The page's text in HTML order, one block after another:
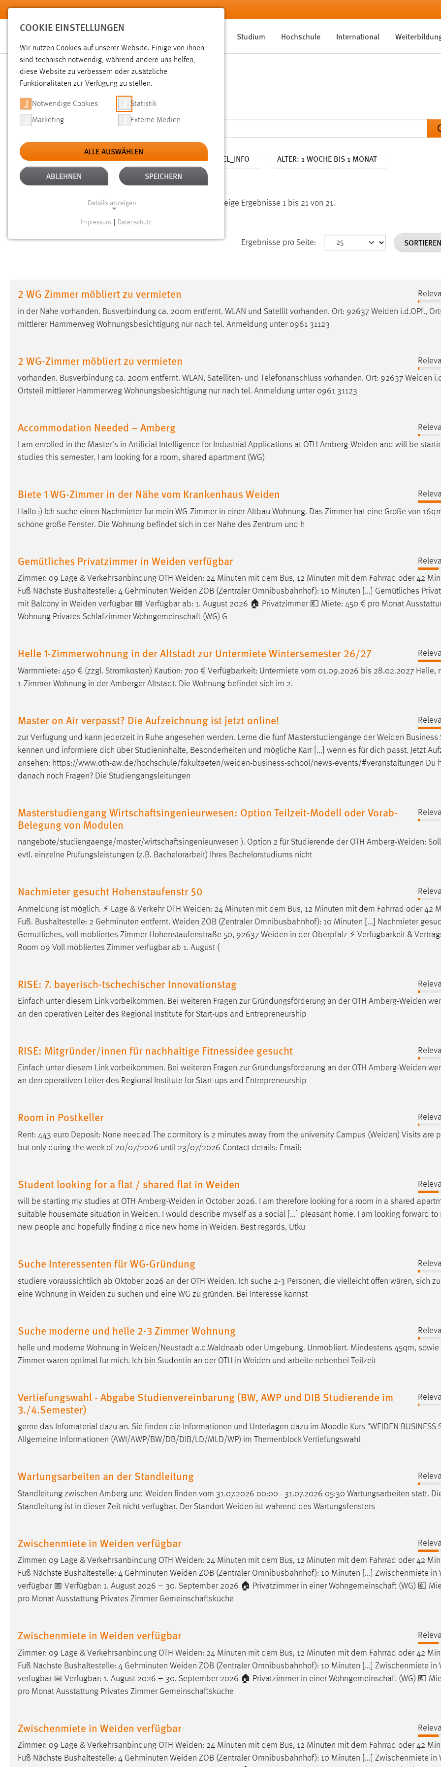
Zum Hauptinhalt springen
Studium Hochschule International
SUCHE
Aktive Filter: TYP: TX_OTHAWORGANIZATION_DOMAIN_MODEL_INFO ALTER: 1 WOCHE BIS 1 MONAT
ALLE FILTER ENTFERNEN
Gesucht nach "weide".Es wurden 21 Ergebnisse gefunden. Zeige Ergebnisse 1 bis 21 von 21.
Ergebnisse pro Seite:
2 WG Zimmer möbliert zu vermieten
in der Nähe vorhanden. Busverbindung ca. 200m entfernt. WLAN und Satellit vorhanden. Ort: 92637 Weiden i.d.OPf.,
mittlerer Hammerweg Wohnungsbesichtigung nur nach tel. Anmeldung unter 0961 31123
2 WG-Zimmer möbliert zu vermieten
vorhanden. Busverbindung ca. 200m entfernt. WLAN, Satelliten- und Telefonanschluss vorhanden. Ort: 92637 Weiden
Ortsteil mittlerer Hammerweg Wohnungsbesichtigung nur nach tel. Anmeldung unter 0961 31123
Accommodation Needed – Amberg
I am enrolled in the Master's in Artificial Intelligence for Industrial Applications at OTH Amberg-Weiden and will be
studies this semester. I am looking for a room, shared apartment (WG)
Biete 1 WG-Zimmer in der Nähe vom Krankenhaus Weiden
Hallo :) Ich suche einen Nachmieter für mein WG-Zimmer in einer Altbau Wohnung. Das Zimmer hat eine Größe von
schöne große Fenster. Die Wohnung befindet sich in der Nähe des Zentrum und h
Gemütliches Privatzimmer in Weiden verfügbar
Zimmer: 09 Lage & Verkehrsanbindung OTH Weiden: 24 Minuten mit dem Bus, 12 Minuten mit dem Fahrrad oder 42
Fuß Nächste Bushaltestelle: 4 Gehminuten Weiden ZOB (Zentraler Omnibusbahnhof): 10 Minuten [...] Gemütliches
mit Balcony in Weiden verfügbar 📅 Verfügbar ab: 1. August 2026 🏠 Privatzimmer 💶 Miete: 450 € pro Monat
Wohnung Privates Schlafzimmer Wohngemeinschaft (WG) G
Helle 1-Zimmerwohnung in der Altstadt zur Untermiete Wintersemester 26/27
Warmmiete: 450 € (zzgl. Stromkosten) Kaution: 700 € Verfügbarkeit: Untermiete vom 01.09.2026 bis 28.02.2027 Helle,
1-Zimmer-Wohnung in der Amberger Altstadt. Die Wohnung befindet sich im 2.
Master on Air verpasst? Die Aufzeichnung ist jetzt online!
zur Verfügung und kann jederzeit in Ruhe angesehen werden. Lerne die fünf Masterstudiengänge derWeiden Business
kennen und informiere dich über Studieninhalte, Besonderheiten und mögliche Karr [...] wenn es für dich passt. Jetzt
ansehen: https://www.oth-aw.de/hochschule/fakultaeten/weiden-business-school/news-events/#veranstaltungen Du
danach noch Fragen? Die Studiengangsleitungen
Masterstudiengang Wirtschaftsingenieurwesen: Option Teilzeit-Modell oder Vorab-
Belegung von Modulen
nangebote/studiengaenge/master/wirtschaftsingenieurwesen ). Option 2 für Studierende der OTH Amberg-Weiden:
evtl. einzelne Prüfungsleistungen (z.B. Bachelorarbeit) Ihres Bachelorstudiums nicht
Nachmieter gesucht Hohenstaufenstr 50
Anmeldung ist möglich. ⚡ Lage & Verkehr OTH Weiden: 24 Minuten mit dem Bus, 12 Minuten mit dem Fahrrad oder 42
Fuß. Bushaltestelle: 2 Gehminuten entfernt. Weiden ZOB (Zentraler Omnibusbahnhof): 10 Minuten [...] Nachmieter
Gemütliches, voll möbliertes Zimmer Hohenstaufenstraße 50, 92637 Weiden in der Oberpfalz ⚡ Verfügbarkeit &
Room 09 Voll möbliertes Zimmer verfügbar ab 1. August (
RISE: 7. bayerisch-tschechischer Innovationstag
Einfach unter diesem Link vorbeikommen. Bei weiteren Fragen zur Gründungsförderung an der OTH Amberg-Weiden
an den operativen Leiter des Regional Institute for Start-ups and Entrepreneurship
RISE: Mitgründer/innen für nachhaltige Fitnessidee gesucht
Einfach unter diesem Link vorbeikommen. Bei weiteren Fragen zur Gründungsförderung an der OTH Amberg-Weiden
an den operativen Leiter des Regional Institute for Start-ups and Entrepreneurship
Room in Postkeller
Rent: 443 euro Deposit: None needed The dormitory is 2 minutes away from the university Campus (Weiden) Visits are
but only during the week of 20/07/2026 until 23/07/2026 Contact details: Email:
Student looking for a flat / shared flat in Weiden
will be starting my studies at OTH Amberg-Weiden in October 2026. I am therefore looking for a room in a shared
suitable housemate situation in Weiden. I would describe myself as a social [...] pleasant home. I am looking forward to
new people and hopefully finding a nice new home in Weiden. Best regards, Utku
Suche Interessenten für WG-Gründung
studiere voraussichtlich ab Oktober 2026 an der OTH Weiden. Ich suche 2-3 Personen, die vielleicht offen wären, sich
eine Wohnung in Weiden zu suchen und eine WG zu gründen. Bei Interesse kannst
Suche moderne und helle 2-3 Zimmer Wohnung
helle und moderne Wohnung in Weiden/Neustadt a.d.Waldnaab oder Umgebung. Unmöbliert. Mindestens 45qm, sowie
Zimmer wären optimal für mich. Ich bin Studentin an der OTH in Weiden und arbeite nebenbei Teilzeit
Vertiefungswahl - Abgabe Studienvereinbarung (BW, AWP und DIB Studierende im
3./4.Semester)
gerne das Infomaterial dazu an. Sie finden die Informationen und Unterlagen dazu im Moodle Kurs "WEIDEN BUSINESS
Allgemeine Informationen (AWI/AWP/BW/DB/DIB/LD/MLD/WP) im Themenblock Vertiefungswahl
Wartungsarbeiten an der Standleitung
Standleitung zwischen Amberg und Weiden finden vom 31.07.2026 00:00 - 31.07.2026 05:30 Wartungsarbeiten statt.
Standleitung ist in dieser Zeit nicht verfügbar. Der Standort Weiden ist während des Wartungsfensters
Zwischenmiete in Weiden verfügbar
Zimmer: 09 Lage & Verkehrsanbindung OTH Weiden: 24 Minuten mit dem Bus, 12 Minuten mit dem Fahrrad oder 42
Fuß Nächste Bushaltestelle: 4 Gehminuten Weiden ZOB (Zentraler Omnibusbahnhof): 10 Minuten [...] Zwischenmiete in
verfügbar 📅 Verfügbar: 1. August 2026 – 30. September 2026 🏠 Privatzimmer in einer Wohngemeinschaft (WG) 💶
pro Monat Ausstattung Privates Zimmer Gemeinschaftsküche
Zwischenmiete in Weiden verfügbar
Zimmer: 09 Lage & Verkehrsanbindung OTH Weiden: 24 Minuten mit dem Bus, 12 Minuten mit dem Fahrrad oder 42
Fuß Nächste Bushaltestelle: 4 Gehminuten Weiden ZOB (Zentraler Omnibusbahnhof): 10 Minuten [...] Zwischenmiete in
verfügbar 📅 Verfügbar: 1. August 2026 – 30. September 2026 🏠 Privatzimmer in einer Wohngemeinschaft (WG) 💶
pro Monat Ausstattung Privates Zimmer Gemeinschaftsküche
Zwischenmiete in Weiden verfügbar
Zimmer: 09 Lage & Verkehrsanbindung OTH Weiden: 24 Minuten mit dem Bus, 12 Minuten mit dem Fahrrad oder 42
Fuß Nächste Bushaltestelle: 4 Gehminuten Weiden ZOB (Zentraler Omnibusbahnhof): 10 Minuten [...] Zwischenmiete in
COOKIE EINSTELLUNGEN
Wir nutzen Cookies auf unserer Website. Einige von ihnen
sind technisch notwendig, während andere uns helfen,
diese Website zu verbessern oder zusätzliche
Funktionalitäten zur Verfügung zu stellen.
Notwendige Cookies Statistik
Marketing Externe Medien
ALLE AUSWÄHLEN
ABLEHNEN SPEICHERN
Details anzeigen
Einverständnis
Name: cookie_consent
Cookie Laufzeit:
Zweck:
Für performante Seitenauslieferung wird
in diesem Cookie gespeichert, ob man
eingeloggt ist.
Sprachpräferenz
Name: site-language-preference
Zweck:
Das Cookie speichert die gewählte
Cookie Laufzeit: 30 Tage
Chat
Name:
MibewSessionID, MIBEW_UserID,
mibew_locale, mibew-chat-frame-style-
nutzen zu können.
Cookie Laufzeit: MibewSessionID, mibew-chat-frame-
style-5e9dbeb1811c0446 =
Login
Name: fe_user, be_user, be_lastLoginProvider
Zweck:
Dieser Cookie ist notwendig um sich an
STATISTIK
Statistik Cookies erfassen Informationen anonym.
Matomo
Name: _pk_ref, _pk_cvar, _pk_id, _pk_ses
Zweck: Zugriffsstatistik
MARKETING
Marketing Cookies werden von Drittanbietern
hinweg verfolgen.
Google Ads
Anbieter: Google Ireland Limited
Zweck: Conversion-Tracking
Cookie Laufzeit: 3 Monate
Facebook Pixel
Name: _fbp
Anbieter:
EXTERNE MEDIEN
externen Medien Cookies gesetzt.
YouTube
Impressum Datenschutz